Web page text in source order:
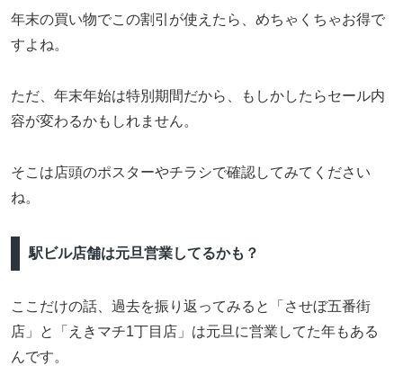
年末の買い物でこの割引が使えたら、めちゃくちゃお得で
すよね。
ただ、年末年始は特別期間だから、もしかしたらセール内
容が変わるかもしれません。
そこは店頭のポスターやチラシで確認してみてください
ね。
駅ビル店舗は元旦営業してるかも？
ここだけの話、過去を振り返ってみると「させぼ五番街
店」と「えきマチ1丁目店」は元旦に営業してた年もある
んです。